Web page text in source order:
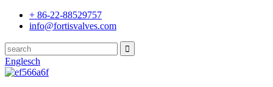
+ 86-22-88529757
info@fortisvalves.com
Englesch